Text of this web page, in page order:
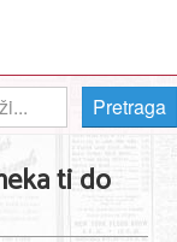
Pretraga
ti do